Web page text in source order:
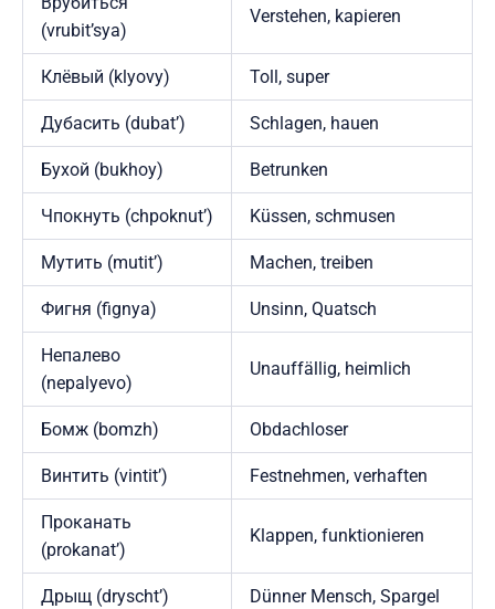
(vrubit’sya)
Verstehen, kapieren
Клёвый (klyovy) Toll, super
Дубасить (dubat’) Schlagen, hauen
Бухой (bukhoy) Betrunken
Чпокнуть (chpoknut’) Küssen, schmusen
Мутить (mutit’) Machen, treiben
Фигня (fignya) Unsinn, Quatsch
Непалево
(nepalyevo)
Unauffällig, heimlich
Бомж (bomzh) Obdachloser
Винтить (vintit’) Festnehmen, verhaften
Проканать
(prokanat’)
Klappen, funktionieren
Дрыщ (dryscht’) Dünner Mensch, Spargel